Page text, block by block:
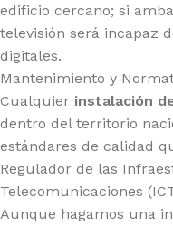
edificio cercano; si
televisión será incapaz
digitales.
Mantenimiento y
Cualquier instalación
dentro del territorio
estándares de calidad
Regulador de las
Telecomunicaciones
Aunque hagamos una